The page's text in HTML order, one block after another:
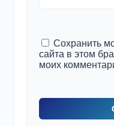
Сохранить
сайта в этом
моих